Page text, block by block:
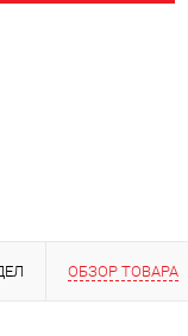
ОБЗОР ТОВАРА